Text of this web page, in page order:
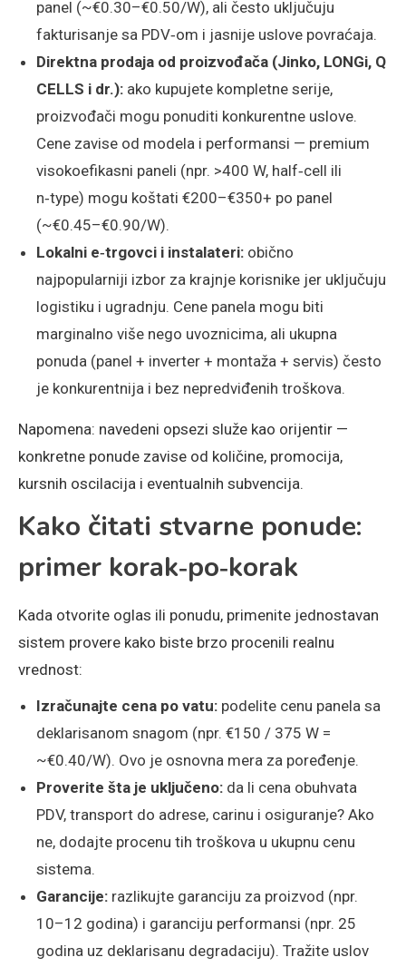
panel (~€0.30–€0.50/W), ali često uključuju
fakturisanje sa PDV‑om i jasnije uslove povraćaja.
Direktna prodaja od proizvođača (Jinko, LONGi, Q
CELLS i dr.): ako kupujete kompletne serije,
proizvođači mogu ponuditi konkurentne uslove.
Cene zavise od modela i performansi — premium
visokoefikasni paneli (npr. >400 W, half‑cell ili
n‑type) mogu koštati €200–€350+ po panel
(~€0.45–€0.90/W).
Lokalni e‑trgovci i instalateri: obično
najpopularniji izbor za krajnje korisnike jer uključuju
logistiku i ugradnju. Cene panela mogu biti
marginalno više nego uvoznicima, ali ukupna
ponuda (panel + inverter + montaža + servis) često
je konkurentnija i bez nepredviđenih troškova.
Napomena: navedeni opsezi služe kao orijentir —
konkretne ponude zavise od količine, promocija,
kursnih oscilacija i eventualnih subvencija.
Kako čitati stvarne ponude:
primer korak‑po‑korak
Kada otvorite oglas ili ponudu, primenite jednostavan
sistem provere kako biste brzo procenili realnu
vrednost:
Izračunajte cena po vatu: podelite cenu panela sa
deklarisanom snagom (npr. €150 / 375 W =
~€0.40/W). Ovo je osnovna mera za poređenje.
Proverite šta je uključeno: da li cena obuhvata
PDV, transport do adrese, carinu i osiguranje? Ako
ne, dodajte procenu tih troškova u ukupnu cenu
sistema.
Garancije: razlikujte garanciju za proizvod (npr.
10–12 godina) i garanciju performansi (npr. 25
godina uz deklarisanu degradaciju). Tražite uslov